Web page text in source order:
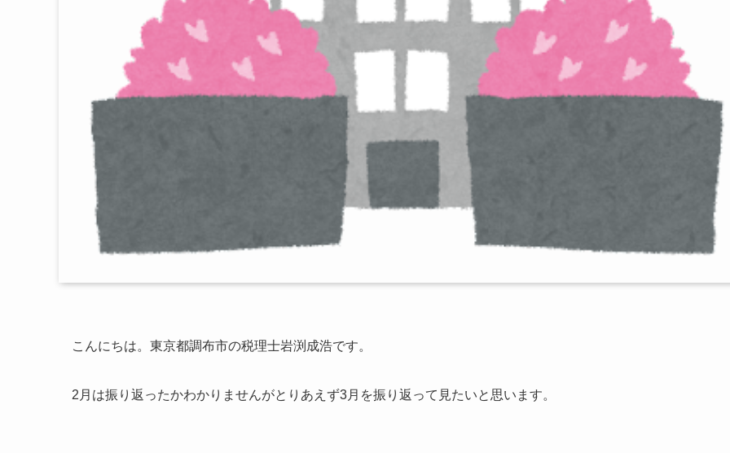
こんにちは。東京都調布市の税理士岩渕成浩です。
2月は振り返ったかわかりませんがとりあえず3月を振り返って見たいと思います。